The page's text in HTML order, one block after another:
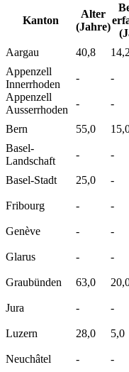
Kanton
Alter
(Jahre)
Aargau 40,8 14,2
Appenzell
Innerrhoden
- -
Appenzell
Ausserrhoden
- -
Bern
55,0
Basel-
Landschaft
- -
Basel-Stadt
25,0 -
Fribourg
- -
Genève
- -
Glarus
- -
Graubünden
63,0
Jura
- -
Luzern
28,0 5,0
Neuchâtel
- -